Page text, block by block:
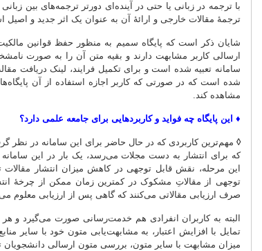
با ترجمه در زبانی یا حتی در آینده‌ای دورتر ترجمه‌های بین
ترجمۀ مقالات خارجی و ارائۀ آن به عنوان یک اثر جدید و اصیل
شایان ذکر است که پایگاه سمیم به منظور حفظ قوانین
ارسالی کاربر مشابهت دارند و بقیه متن آن را به صورت
سامانه تعبیه شده است و برای تکمیل فرایند، لینک دریافت
شده است که در صورتی که کاربر اجازه استفاده از آن
مشاهده کند.
♦ این پایگاه چه فواید و کاربردهایی برای جامعه علمی دارد؟
◊ مهم‌ترین کاربردی که در حال حاضر برای این سامانه در
که برای انتشار به دست مجلات می‌رسد، یک بار در این
این مرحله، نقش قابل توجهی در کاهش میزان انتشار
توجهی از مقالاتِ مشکوک در کمترین زمان ممکن از چرخۀ
صرف ارزیابی مقالاتی می‌کنند که گاهی پس از ارزیابی معلوم
تمایل با افزایش اعتبار، به مشابهت‌یابی متون خود با سایر
میزان مشابهت با سایر متون، بررسی متون ارسالی دانشجویان